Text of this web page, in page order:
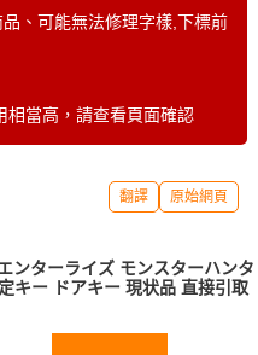
、可能無法修理字樣,下標前
相當高，請查看頁面確認
翻譯 原始網頁
ンターライズ モンスターハンタ
キー ドアキー 現状品 直接引取